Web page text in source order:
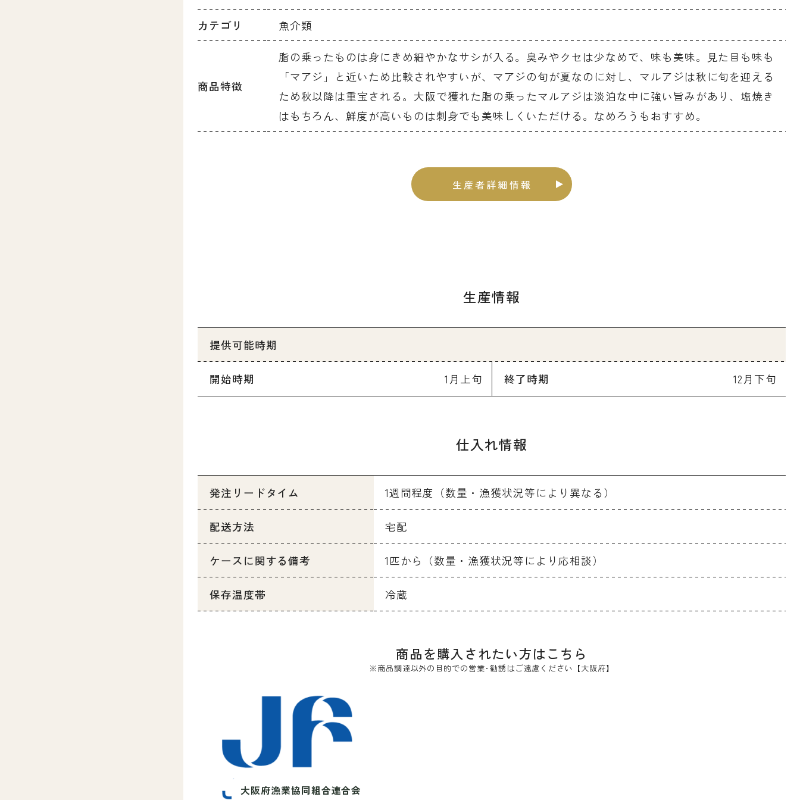
カテゴリ 魚介類
商品特徴
脂の乗ったものは身にきめ細やかなサシが入る。臭みやクセは少なめで、味も美味。見た目も味も
「マアジ」と近いため比較されやすいが、マアジの旬が夏なのに対し、マルアジは秋に旬を迎える
ため秋以降は重宝される。大阪で獲れた脂の乗ったマルアジは淡泊な中に強い旨みがあり、塩焼き
はもちろん、鮮度が高いものは刺身でも美味しくいただける。なめろうもおすすめ。
生産者詳細情報
生産情報
提供可能時期
開始時期 1月上旬 終了時期 12月下旬
仕入れ情報
発注リードタイム 1週間程度（数量・漁獲状況等により異なる）
配送方法 宅配
ケースに関する備考 1匹から（数量・漁獲状況等により応相談）
保存温度帯 冷蔵
商品を購入されたい方はこちら
※商品調達以外の目的での営業･勧誘はご遠慮ください【大阪府】
大阪府漁業協同組合連合会